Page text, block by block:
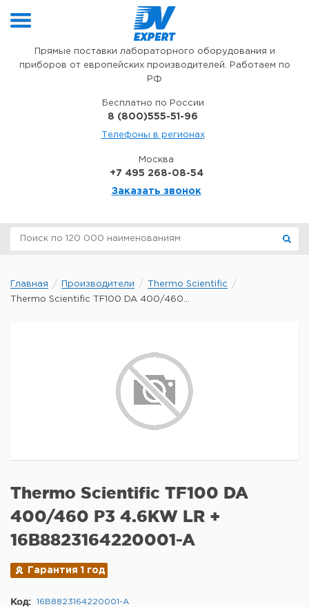
Прямые поставки лабораторного оборудования и
приборов от европейских производителей. Работаем по
РФ
Бесплатно по России
8 (800)555-51-96
Телефоны в регионах
Москва
+7 495 268-08-54
Заказать звонок
Главная Производители
Thermo Scientific
Thermo Scientific TF100 DA 400/460...
Thermo Scientific TF100 DA
400/460 P3 4.6KW LR +
16B8823164220001-A
Гарантия 1 год
Код: 16B8823164220001-A